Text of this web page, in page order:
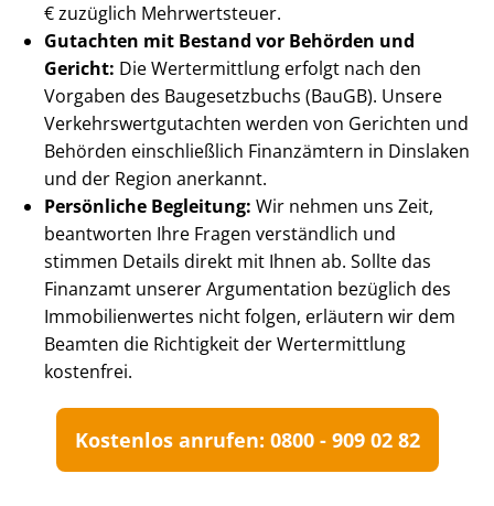
€ zuzüglich Mehrwertsteuer.
Gutachten mit Bestand vor Behörden und
Gericht: Die Wertermittlung erfolgt nach den
Vorgaben des Baugesetzbuchs (BauGB). Unsere
Ver­kehrs­wert­gut­ach­ten werden von Gerichten und
Behörden einschließlich Finanzämtern in Dinslaken
und der Region anerkannt.
Persönliche Begleitung: Wir nehmen uns Zeit,
beantworten Ihre Fragen verständlich und
stimmen Details direkt mit Ihnen ab. Sollte das
Finanzamt unserer Argumentation bezüglich des
Im­mo­bi­li­en­wer­tes nicht folgen, erläutern wir dem
Beamten die Richtigkeit der Wertermittlung
kostenfrei.
Kostenlos anrufen: 0800 - 909 02 82